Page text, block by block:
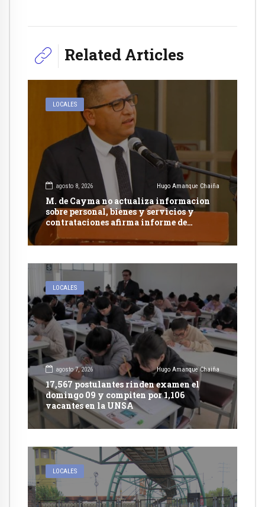
Related Articles
LOCALES
agosto 8, 2026 Hugo Amanque Chaiña
M. de Cayma no actualiza informacion
sobre personal, bienes y servicios y
contrataciones afirma informe de
Contraloría
LOCALES
agosto 7, 2026 Hugo Amanque Chaiña
17,567 postulantes rinden examen el
domingo 09 y compiten por 1,106
vacantes en la UNSA
LOCALES